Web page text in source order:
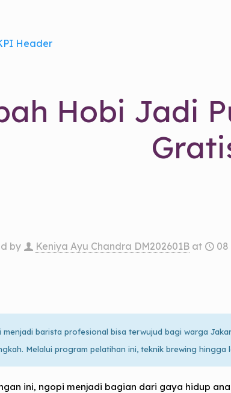
Hobi Jadi
by Keniya Ayu Chandra DM202601B at 08
menjadi barista profesional bisa terwujud bagi warga
Melalui program pelatihan ini, teknik brewing
ini, ngopi menjadi bagian dari gaya hidup